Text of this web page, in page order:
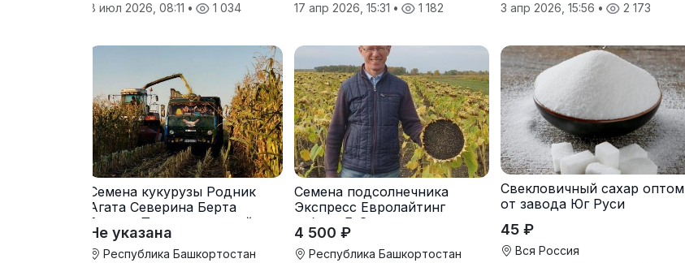
8 июл 2026, 08:11 • 1 034
17 апр 2026, 15:31 • 1 182
3 апр 2026, 15:56 • 2 173
Семена кукурузы Родник
Агата Северина Берта
Вилора Прохладненский
Дарина Росс Машук
Катерина
Не указана
Республика Башкортостан
Семена подсолнечника
Экспресс Евролайтинг
гибрид F-G+
4 500 ₽
Республика Башкортостан
Свекловичный сахар оптом
от завода Юг Руси
45 ₽
Вся Россия